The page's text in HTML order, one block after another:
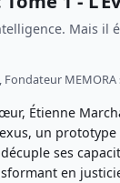
Mais il
, Fondateur
Étienne
un
ses
en